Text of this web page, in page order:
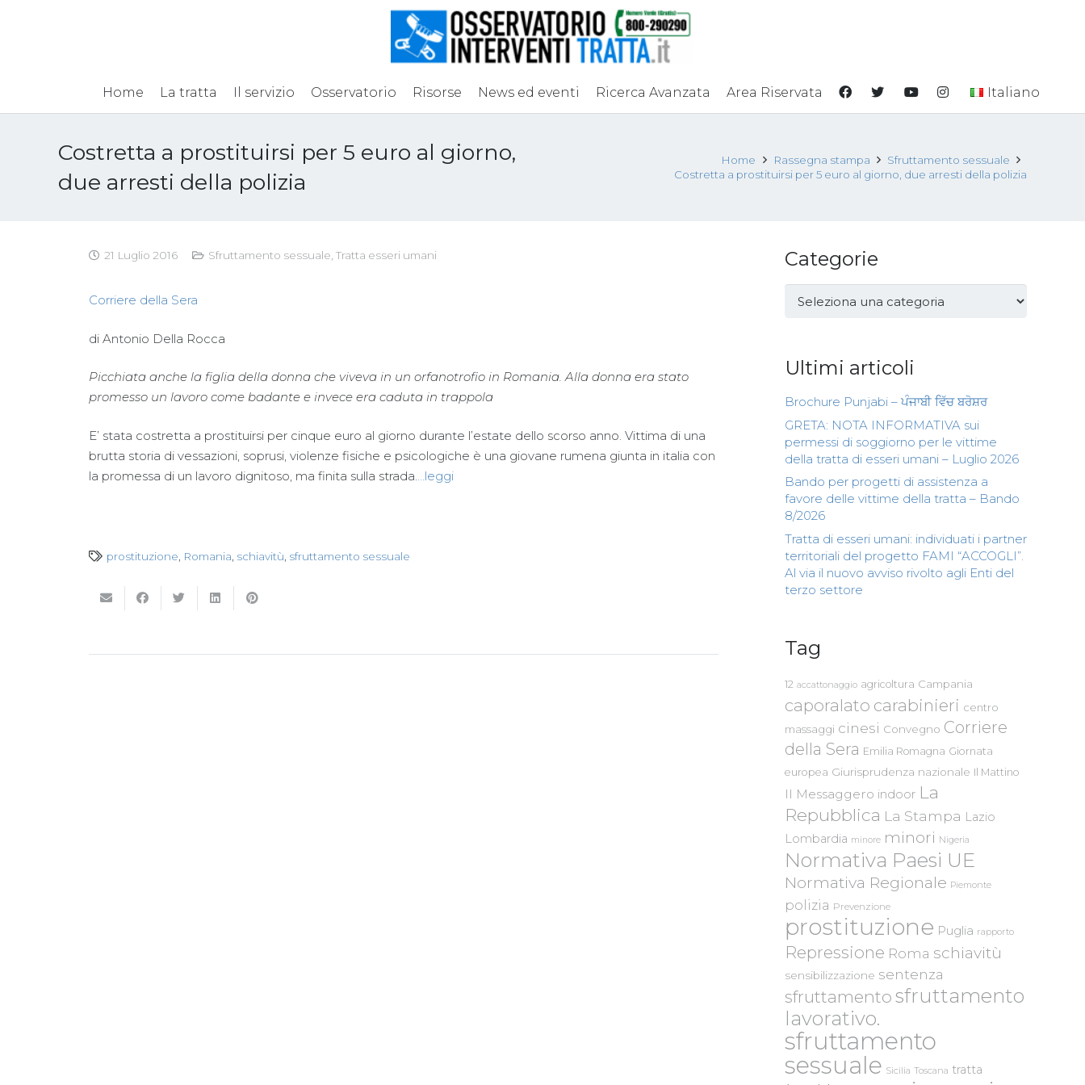
Home La tratta Il servizio Osservatorio Risorse News ed eventi Ricerca Avanzata Area Riservata Italiano
Costretta a prostituirsi per 5 euro al giorno,
due arresti della polizia
Home Rassegna stampa
Sfruttamento sessuale
Costretta a prostituirsi per 5 euro al giorno, due arresti della polizia
21 Luglio 2016 Sfruttamento sessuale ,Tratta esseri umani
Corriere della Sera
di Antonio Della Rocca
Picchiata anche la figlia della donna che viveva in un orfanotrofio in Romania. Alla donna era stato
promesso un lavoro come badante e invece era caduta in trappola
E’ stata costretta a prostituirsi per cinque euro al giorno durante l’estate dello scorso anno. Vittima di una
brutta storia di vessazioni, soprusi, violenze fisiche e psicologiche è una giovane rumena giunta in italia con
la promessa di un lavoro dignitoso, ma finita sulla strada.
…leggi
prostituzione Romania schiavitù sfruttamento sessuale
Categorie
Categorie
Ultimi articoli
Brochure Punjabi – ਪੰਜਾਬੀ ਵਿੱਚ ਬਰੋਸ਼ਰ
GRETA: NOTA INFORMATIVA sui
permessi di soggiorno per le vittime
della tratta di esseri umani – Luglio 2026
Bando per progetti di assistenza a
favore delle vittime della tratta – Bando
8/2026
Tratta di esseri umani: individuati i partner
territoriali del progetto FAMI “ACCOGLI”.
Al via il nuovo avviso rivolto agli Enti del
terzo settore
Tag
12 accattonaggio agricoltura Campania
caporalato carabinieri centro
massaggi cinesi Convegno Corriere
della Sera Emilia Romagna Giornata
europea Giurisprudenza nazionale Il Mattino
Il Messaggero indoor La
Repubblica La Stampa Lazio
Lombardia minore minori Nigeria
Normativa Paesi UE
Normativa Regionale Piemonte
polizia Prevenzione
prostituzione Puglia rapporto
Repressione Roma schiavitù
sensibilizzazione sentenza
sfruttamento sfruttamento
lavorativo.
sfruttamento
sessuale Sicilia Toscana tratta